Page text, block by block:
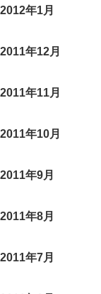
2012年1月
2011年12月
2011年11月
2011年10月
2011年9月
2011年8月
2011年7月